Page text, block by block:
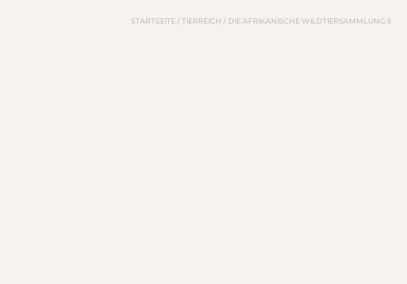
STARTSEITE / TIERREICH / DIE AFRIKANISCHE WILDTIERSAMMLUNG II